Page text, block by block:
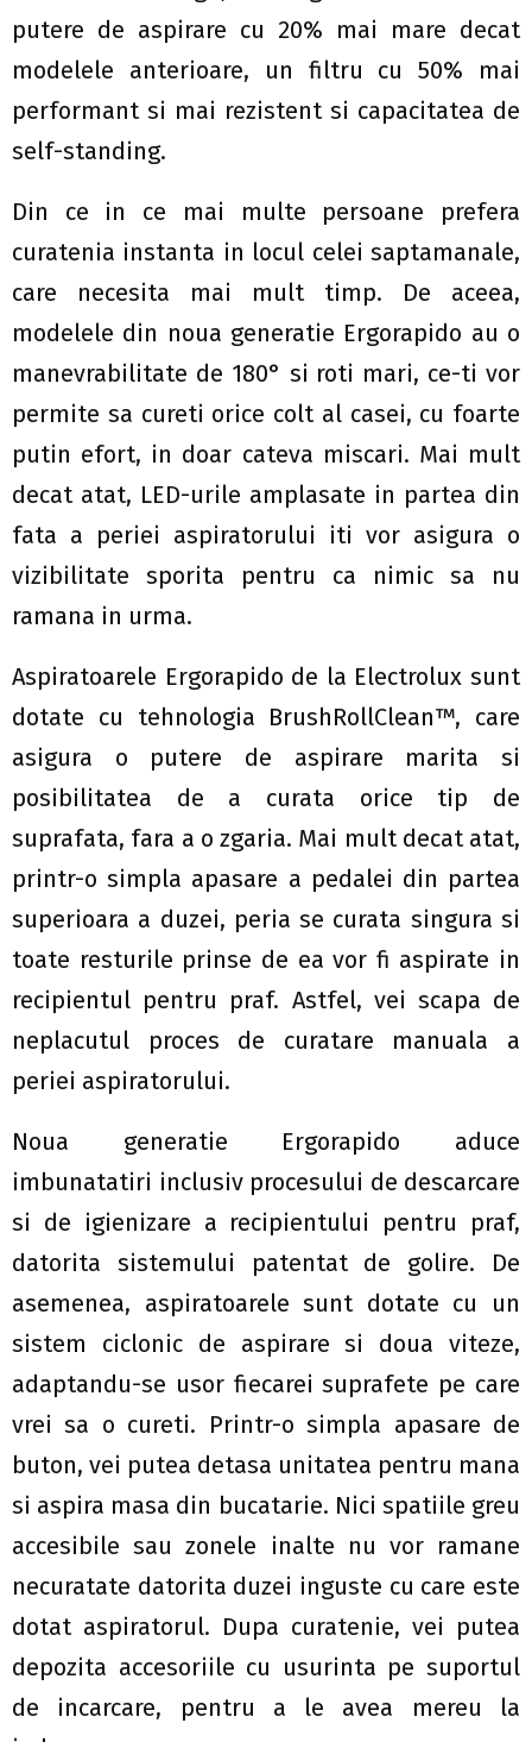
putere de aspirare cu 20% mai mare decat
modelele anterioare, un filtru cu 50% mai
performant si mai rezistent si capacitatea de
self-standing.
Din ce in ce mai multe persoane prefera
curatenia instanta in locul celei saptamanale,
care necesita mai mult timp. De aceea,
modelele din noua generatie Ergorapido au o
manevrabilitate de 180° si roti mari, ce-ti vor
permite sa cureti orice colt al casei, cu foarte
putin efort, in doar cateva miscari. Mai mult
decat atat, LED-urile amplasate in partea din
fata a periei aspiratorului iti vor asigura o
vizibilitate sporita pentru ca nimic sa nu
ramana in urma.
Aspiratoarele Ergorapido de la Electrolux sunt
dotate cu tehnologia BrushRollClean™, care
asigura o putere de aspirare marita si
posibilitatea de a curata orice tip de
suprafata, fara a o zgaria. Mai mult decat atat,
printr-o simpla apasare a pedalei din partea
superioara a duzei, peria se curata singura si
toate resturile prinse de ea vor fi aspirate in
recipientul pentru praf. Astfel, vei scapa de
neplacutul proces de curatare manuala a
periei aspiratorului.
Noua generatie Ergorapido aduce
imbunatatiri inclusiv procesului de descarcare
si de igienizare a recipientului pentru praf,
datorita sistemului patentat de golire. De
asemenea, aspiratoarele sunt dotate cu un
sistem ciclonic de aspirare si doua viteze,
adaptandu-se usor fiecarei suprafete pe care
vrei sa o cureti. Printr-o simpla apasare de
buton, vei putea detasa unitatea pentru mana
si aspira masa din bucatarie. Nici spatiile greu
accesibile sau zonele inalte nu vor ramane
necuratate datorita duzei inguste cu care este
dotat aspiratorul. Dupa curatenie, vei putea
depozita accesoriile cu usurinta pe suportul
de incarcare, pentru a le avea mereu la